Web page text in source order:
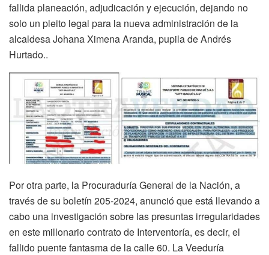
fallida planeación, adjudicación y ejecución, dejando no
solo un pleito legal para la nueva administración de la
alcaldesa Johana Ximena Aranda, pupila de Andrés
Hurtado..
Por otra parte, la Procuraduría General de la Nación, a
través de su boletín 205-2024, anunció que está llevando a
cabo una investigación sobre las presuntas irregularidades
en este millonario contrato de Interventoría, es decir, el
fallido puente fantasma de la calle 60. La Veeduría